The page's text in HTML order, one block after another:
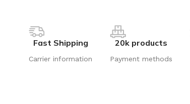
Fast Shipping
Carrier information
20k products
Payment methods